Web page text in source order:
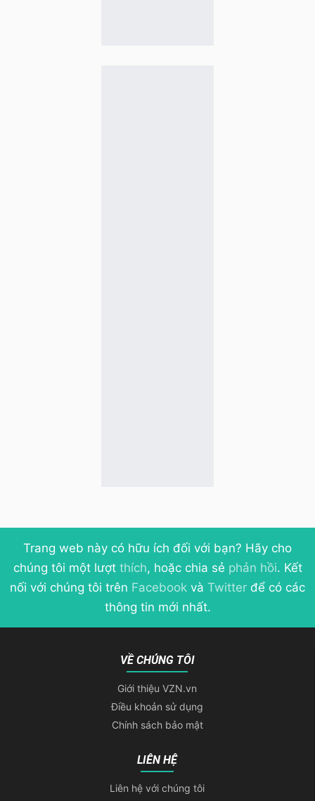
Trang web này có hữu ích đối với bạn? Hãy cho
chúng tôi một lượt thích, hoặc chia sẻ phản hồi. Kết
nối với chúng tôi trên Facebook và Twitter để có các
thông tin mới nhất.
VỀ CHÚNG TÔI
Giới thiệu VZN.vn
Điều khoản sử dụng
Chính sách bảo mật
LIÊN HỆ
Liên hệ với chúng tôi